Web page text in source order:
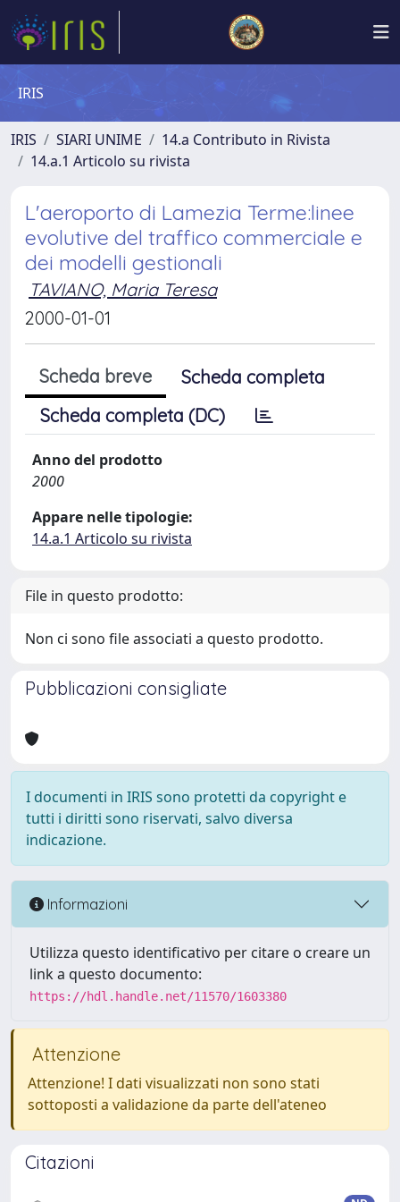
IRIS
IRIS SIARI UNIME
14.a Contributo in Rivista
14.a.1 Articolo su rivista
L'aeroporto di Lamezia Terme:linee
evolutive del traffico commerciale e
dei modelli gestionali
TAVIANO, Maria Teresa
2000-01-01
Scheda breve
Scheda completa
Scheda completa (DC)
Anno del prodotto
2000
Appare nelle tipologie:
14.a.1 Articolo su rivista
File in questo prodotto:
Non ci sono file associati a questo prodotto.
Pubblicazioni consigliate
I documenti in IRIS sono protetti da copyright e
tutti i diritti sono riservati, salvo diversa
indicazione.
Informazioni
Utilizza questo identificativo per citare o creare un
link a questo documento:
https://hdl.handle.net/11570/1603380
Attenzione
Attenzione! I dati visualizzati non sono stati
sottoposti a validazione da parte dell'ateneo
Citazioni